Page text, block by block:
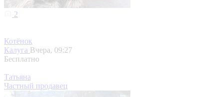
2
Котёнок
Калуга Вчера, 09:27
Бесплатно
Татьяна
Частный продавец